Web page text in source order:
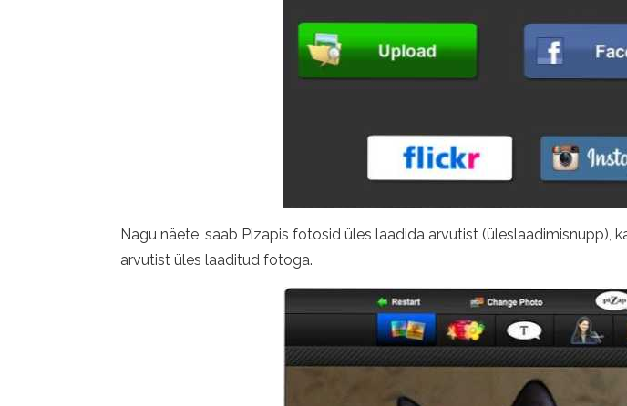
Nagu näete, saab Pizapis fotosid üles laadida arvutist
arvutist üles laaditud fotoga.